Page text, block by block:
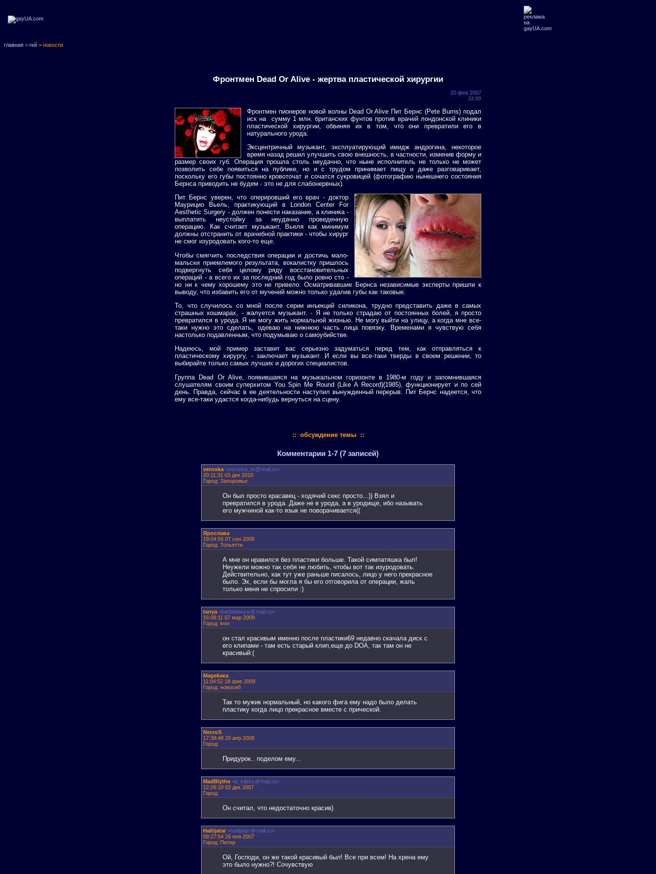
главная > гей > новости
Фронтмен Dead Or Alive - жертва пластической хирургии
20 фев 2007
22:00
Фронтмен пионеров новой волны Dead Or Alive Пит Бернс (Pete Burns) подал
иск на сумму 1 млн. британских фунтов против врачей лондонской клиники
пластической хирургии, обвиняя их в том, что они превратили его в
натурального урода.
Эксцентричный музыкант, эксплуатирующий имидж андрогина, некоторое
время назад решил улучшить свою внешность, в частности, изменив форму и
размер своих губ. Операция прошла столь неудачно, что ныне исполнитель не только не может
позволить себе появиться на публике, но и с трудом принимает пищу и даже разговаривает,
поскольку его губы постоянно кровоточат и сочатся сукровицей (фотографию нынешнего состояния
Бернса приводить не будем - это не для слабонервных).
Пит Бернс уверен, что оперировший его врач - доктор
Маурицио Вьель, практикующий в London Center For
Aesthetic Surgery - должен понести наказание, а клиника -
выплатить неустойку за неудачно проведенную
операцию. Как считает музыкант, Вьеля как минимум
должны отстранить от врачебной практики - чтобы хирург
не смог изуродовать кого-то еще.
Чтобы смягчить последствия операции и достичь мало-
мальски приемлемого результата, вокалистку пришлось
подвергнуть себя целому ряду восстановительных
операций - а всего их за последний год было ровно сто -
но ни к чему хорошему это не привело. Осматривавшие Бернса независимые эксперты пришли к
выводу, что избавить его от мучений можно только удалив губы как таковые.
То, что случилось со мной после серии инъекций силикона, трудно представить даже в самых
страшных кошмарах, - жалуется музыкант. - Я не только страдаю от постоянных болей, я просто
превратился в урода. Я не могу жить нормальной жизнью. Не могу выйти на улицу, а когда мне все-
таки нужно это сделать, одеваю на нижнюю часть лица повязку. Временами я чувствую себя
настолько подавленным, что подумываю о самоубийстве.
Надеюсь, мой пример заставит вас серьезно задуматься перед тем, как отправляться к
пластическому хирургу, - заключает музыкант. И если вы все-таки тверды в своем решении, то
выбирайте только самых лучших и дорогих специалистов.
Группа Dead Or Alive, появившаяся на музыкальном горизонте в 1980-м году и запомнившаяся
слушателям своим суперхитом You Spin Me Round (Like A Record)(1985), функционирует и по сей
день. Правда, сейчас в ее деятельности наступил вынужденный перерыв. Пит Бернс надеется, что
ему все-таки удастся когда-нибудь вернуться на сцену.
:: обсуждение темы ::
Комментарии 1-7 (7 записей)
verooka <verooka_m@mail.ru>
20:11:31 03 дек 2010
Город: Запорожье
Он был просто красавец - ходячий секс просто...)) Взял и
превратился в урода. Даже не в урода, а в уродище, ибо называть
его мужчиной как-то язык не поворачивается((
Ярослава
19:04:55 07 сен 2009
Город: Тольятти
А мне он нравился без пластики больше. Такой симпатяшка был!
Неужели можно так себя не любить, чтобы вот так изуродовать.
Действительно, как тут уже раньше писалось, лицо у него прекрасное
было. Эх, если бы могла я бы его отговорила от операции, жаль
только меня не спросили :)
tanya <barbietanya@mail.ru>
16:08:11 07 мар 2009
Город: lvov
он стал красивым именно после пластики69 недавно скачала диск с
его клипами - там есть старый клип,еще до DOA, так там он не
красивый:(
Magekaка
11:04:52 18 фев 2009
Город: новосиб
Так то мужик нормальный, но какого фига ему надо было делать
пластику когда лицо прекрасное вместе с прической.
NecroS
17:38:48 20 апр 2008
Город:
Придурок.. поделом ему...
MadBlythe <p_killers @mail.ru>
12:26:10 02 дек 2007
Город:
Он считал, что недостаточно красив)
Haltijatar <haltijatar@mail.ru>
09:27:54 26 ноя 2007
Город: Питер
Ой, Господи, он же такой красивый был! Все при всем! На хрена ему
это было нужно?! Сочувствую